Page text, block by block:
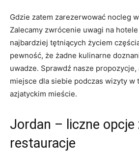
Gdzie zatem zarezerwować‍ nocleg
Zalecamy zwrócenie ​uwagi na
najbardziej tętniących‍ życiem
pewność, że żadne kulinarne
uwadze. Sprawdź nasze
miejsce ‍dla⁤ siebie⁢ podczas wizyty ‍w
azjatyckim mieście.
Jordan – liczne opcje
restauracje